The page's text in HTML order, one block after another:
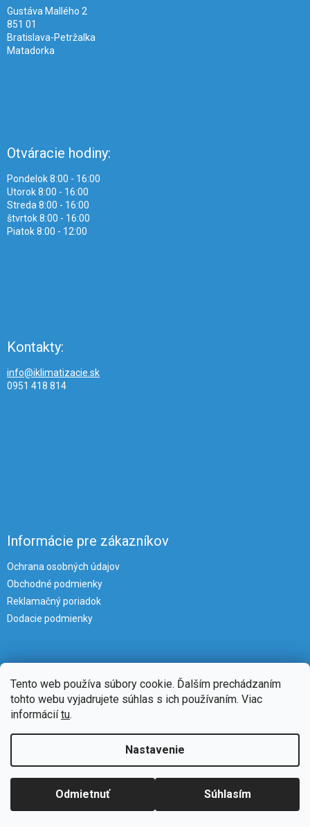
Tento web používa súbory cookie. Ďalším prechádzaním
tohto webu vyjadrujete súhlas s ich používaním. Viac
informáciítu.
Nastavenie
Odmietnuť Súhlasím
Gustáva Mallého 2
851 01
Bratislava-Petržalka
Matadorka
Otváracie hodiny:
Pondelok 8:00 - 16:00
Utorok 8:00 - 16:00
Streda 8:00 - 16:00
štvrtok 8:00 - 16:00
Piatok 8:00 - 12:00
Kontakty:
info@iklimatizacie.sk
0951 418 814
Informácie pre zákazníkov
Ochrana osobných údajov
Obchodné podmienky
Reklamačný poriadok
Dodacie podmienky
. Všetky práva vyhradené.